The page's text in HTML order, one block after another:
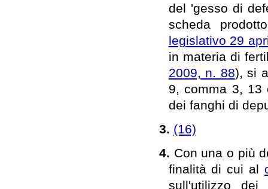
del 'gesso di
scheda
legislativo 29
in materia di
2009, n. 88), si
9, comma 3,
dei fanghi di
3. (16)
4. Con una o più
finalità di cui al
sull'utilizzo